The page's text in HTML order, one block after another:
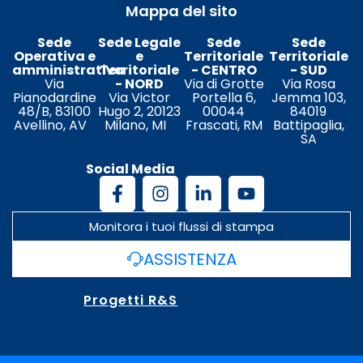
Mappa del sito
Sede
Operativa e
amministrativa
Via
Pianodardine
48/B, 83100
Avellino, AV
Sede Legale
e
Territoriale
- NORD
Via Victor
Hugo 2, 20123
Milano, MI
Sede
Territoriale
- CENTRO
Via di Grotte
Portella 6,
00044
Frascati, RM
Sede
Territoriale
- SUD
Via Rosa
Jemma 103,
84019
Battipaglia,
SA
Social Media
Monitora i tuoi flussi di stampa
ASSISTENZA
Progetti R&S